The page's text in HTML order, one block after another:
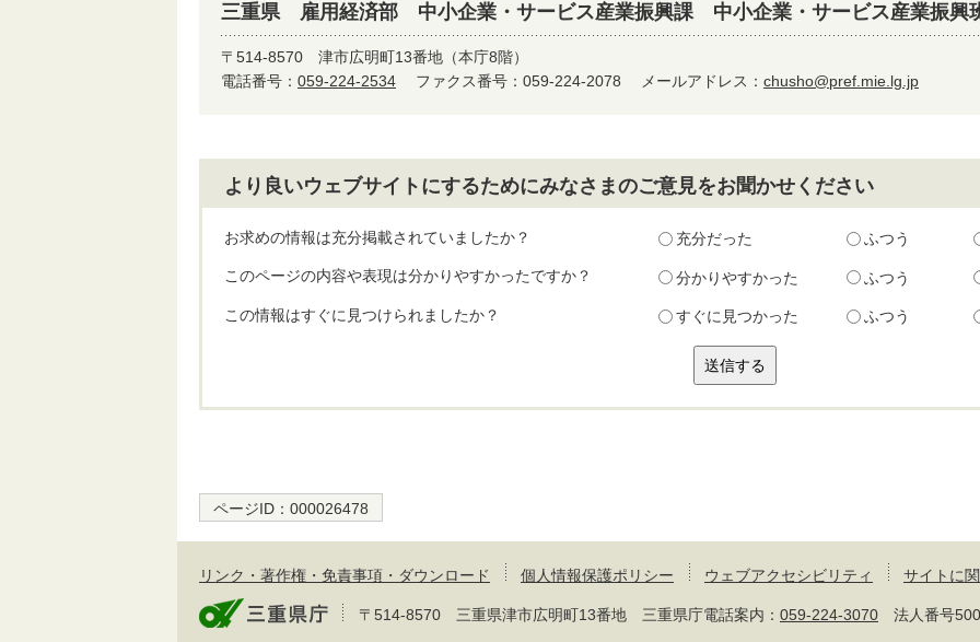
三重県 雇用経済部 中小企業・サービス産業振興課 中小企業・サービス産業振興
〒514-8570 津市広明町13番地（本庁8階）
電話番号： 059-224-2534 ファクス番号：059-224-2078 メールアドレス： chusho@pref.mie.lg.jp
より良いウェブサイトにするためにみなさまのご意見をお聞かせください
お求めの情報は充分掲載されていましたか？ 充分だった ふつう
このページの内容や表現は分かりやすかったですか？ 分かりやすかった ふつう
この情報はすぐに見つけられましたか？ すぐに見つかった ふつう
ページID： 000026478
リンク・著作権・免責事項・ダウンロード 個人情報保護ポリシー ウェブアクセシビリティ サイトに
〒514-8570 三重県津市広明町13番地 三重県庁電話案内： 059-224-3070 法人番号